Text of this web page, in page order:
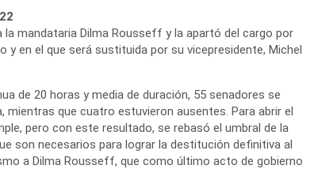
mandataria Dilma Rousseff y la apartó del cargo por
en el que será sustituida por su vicepresidente, Michel
de 20 horas y media de duración, 55 senadores se
que cuatro estuvieron ausentes. Para abrir el
pero con este resultado, se rebasó el umbral de la
son necesarios para lograr la destitución definitiva al
a Dilma Rousseff, que como último acto de gobierno